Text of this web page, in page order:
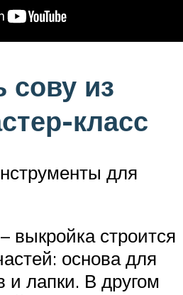
сову из
класс
для
выкройка строится
основа для
лапки. В другом